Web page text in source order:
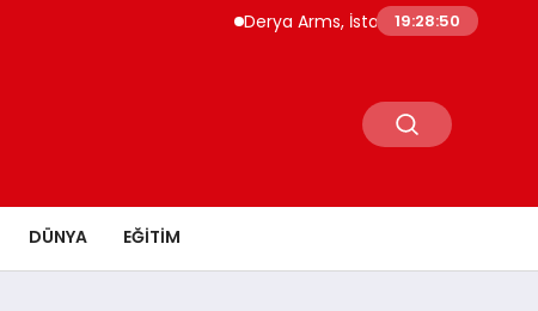
Derya Arms, İstanbul Prohunt 2026’da
19:28:51
DÜNYA EĞITIM